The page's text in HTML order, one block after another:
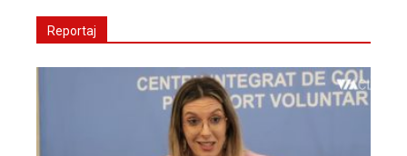
Reportaj